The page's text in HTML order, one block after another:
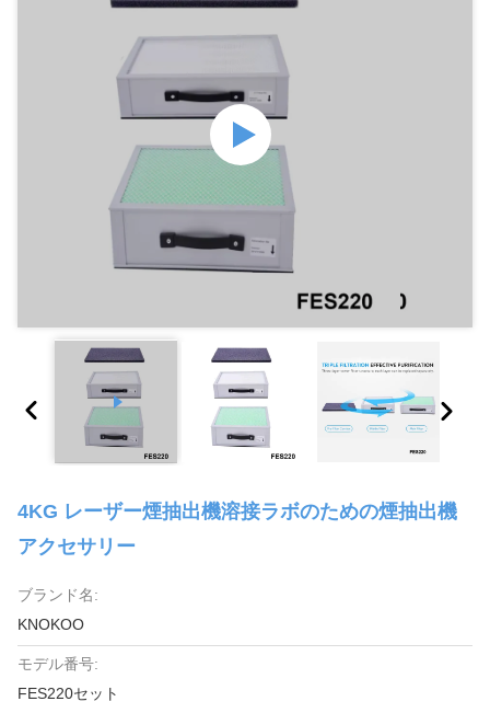
4KG レーザー煙抽出機溶接ラボのための煙抽出機
アクセサリー
ブランド名:
KNOKOO
モデル番号:
FES220セット